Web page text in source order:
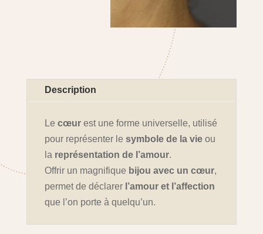
Description
Le cœurest une forme universelle, utilisé
pour représenter le symbole de la vieou
la représentation de l’amour.
Offrir un magnifique bijou avec un cœur,
permet de déclarer l’amour et l’affection
que l’on porte à quelqu’un.